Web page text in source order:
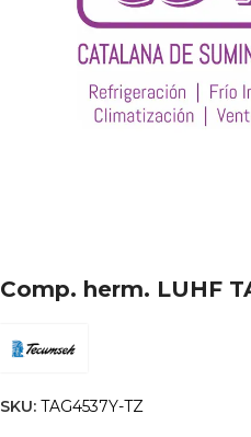
Comp. herm. LUHF
SKU: TAG4537Y-TZ